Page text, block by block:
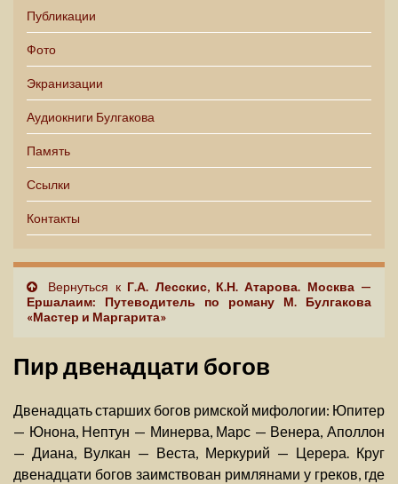
Публикации
Фото
Экранизации
Аудиокниги Булгакова
Память
Ссылки
Контакты
Вернуться к Г.А. Лесскис, К.Н. Атарова. Москва —
Ершалаим: Путеводитель по роману М. Булгакова
«Мастер и Маргарита»
Пир двенадцати богов
Двенадцать старших богов римской мифологии: Юпитер
— Юнона, Нептун — Минерва, Марс — Венера, Аполлон
— Диана, Вулкан — Веста, Меркурий — Церера. Круг
двенадцати богов заимствован римлянами у греков, где